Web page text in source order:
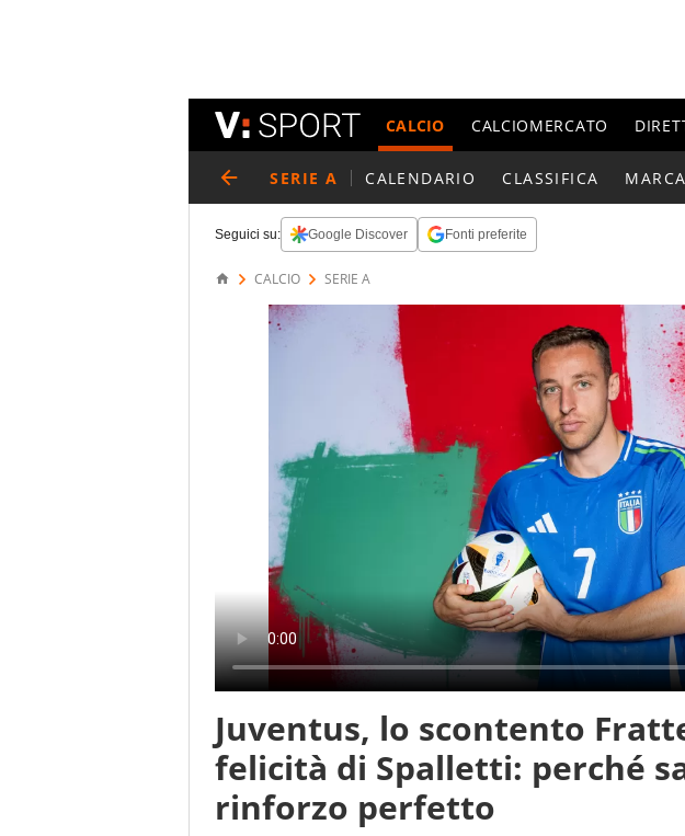
CALCIO CALCIOMERCATO
SERIE A CALENDARIO CLASSIFICA
Seguici su: Google Discover Fonti preferite
CALCIO SERIE A
Juventus, lo scontento
felicità di Spalletti: perché
rinforzo perfetto